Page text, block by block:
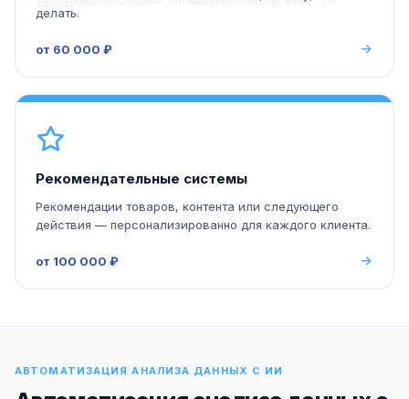
делать.
от 60 000 ₽
Рекомендательные системы
Рекомендации товаров, контента или следующего
действия — персонализированно для каждого клиента.
от 100 000 ₽
АВТОМАТИЗАЦИЯ АНАЛИЗА ДАННЫХ С ИИ